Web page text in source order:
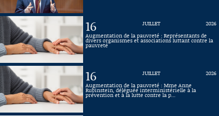
16 JUILLET
2026
Augmentation de la pauvreté : Représentants de
divers organismes et associations luttant contre la
pauvreté
16 JUILLET
2026
Augmentation de la pauvreté : Mme Anne
Rubinstein, déléguée interministérielle à la
prévention et à la lutte contre la p...